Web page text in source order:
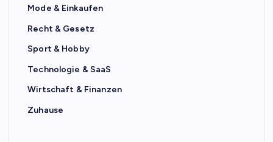
Mode & Einkaufen
Recht & Gesetz
Sport & Hobby
Technologie & SaaS
Wirtschaft & Finanzen
Zuhause